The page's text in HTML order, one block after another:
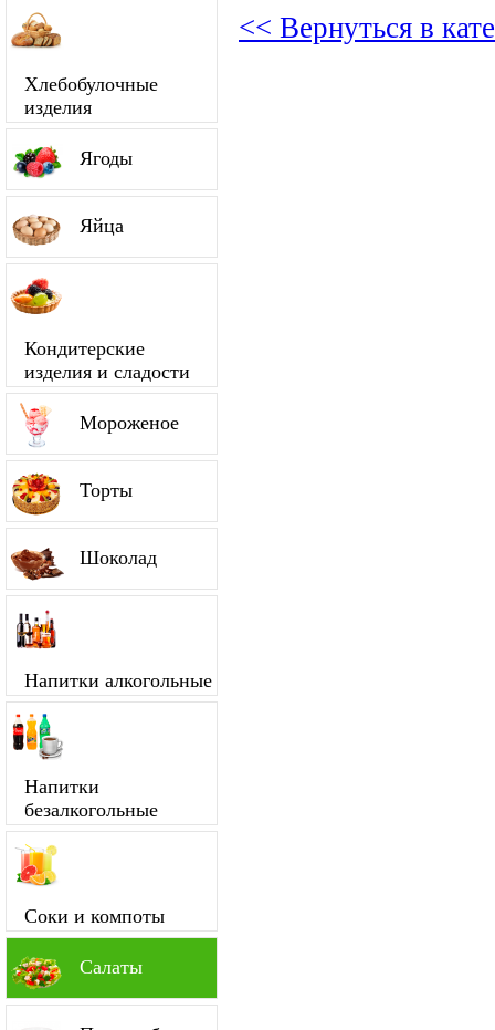
Хлебобулочные
изделия
Ягоды
Яйца
Кондитерские
изделия и сладости
Мороженое
Торты
Шоколад
Напитки алкогольные
Напитки
безалкогольные
Соки и компоты
Салаты
<< Вернуться в